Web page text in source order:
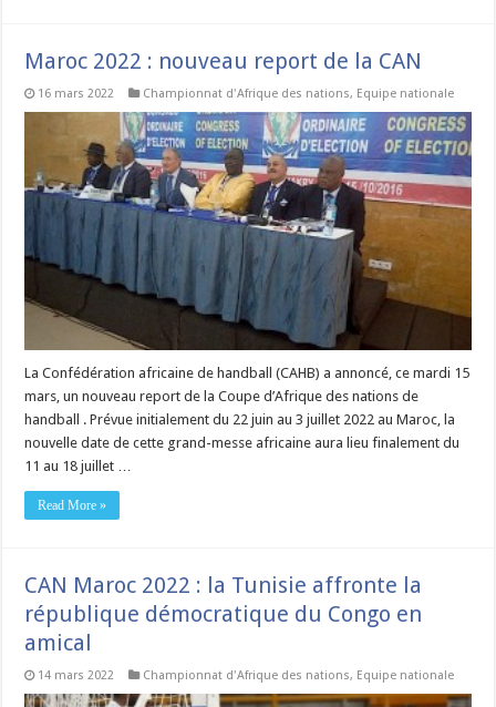
Maroc 2022 : nouveau report de la CAN
16 mars 2022 Championnat d'Afrique des nations, Equipe nationale
La Confédération africaine de handball (CAHB) a annoncé, ce mardi 15
mars, un nouveau report de la Coupe d’Afrique des nations de
handball . Prévue initialement du 22 juin au 3 juillet 2022 au Maroc, la
nouvelle date de cette grand-messe africaine aura lieu finalement du
11 au 18 juillet …
Read More »
CAN Maroc 2022 : la Tunisie affronte la
république démocratique du Congo en
amical
14 mars 2022 Championnat d'Afrique des nations, Equipe nationale